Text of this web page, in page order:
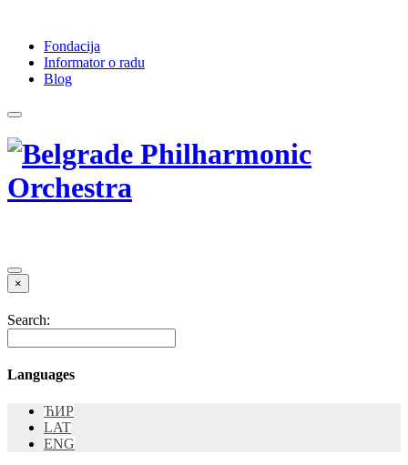
Fondacija
Informator o radu
Blog
×
Search:
Languages
ЋИР
LAT
ENG